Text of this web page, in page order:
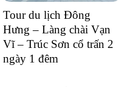
Tour du lịch Đông
Hưng – Làng chài Vạn
Vĩ – Trúc Sơn cổ trấn 2
ngày 1 đêm